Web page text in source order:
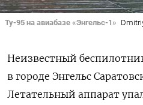
Ту-95 на авиабазе «Энгельс-1»
Неизвестный
в городе Энгельс
Летательный аппарат